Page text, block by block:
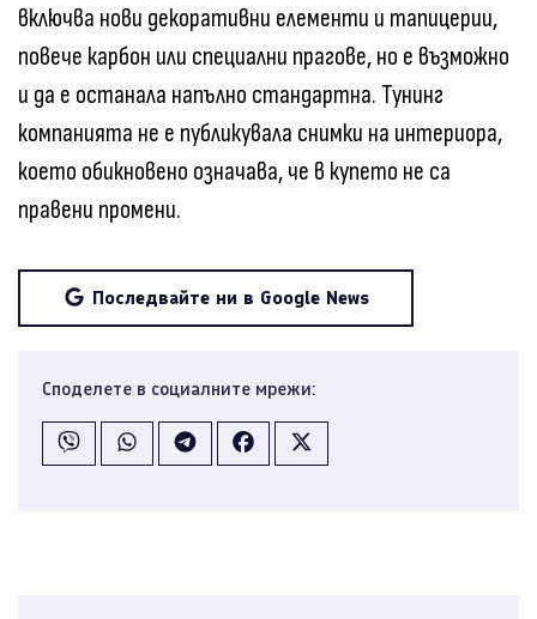
включва нови декоративни елементи и тапицерии,
повече карбон или специални прагове, но е възможно
и да е останала напълно стандартна. Тунинг
компанията не е публикувала снимки на интериора,
което обикновено означава, че в купето не са
правени промени.
Последвайте ни в Google News
Споделете в социалните мрежи: